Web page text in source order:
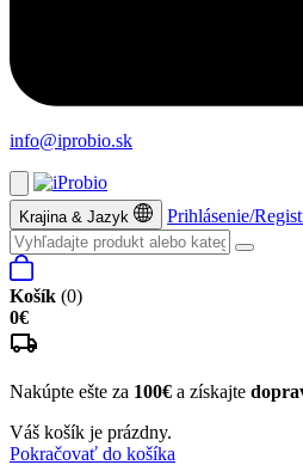
info@iprobio.sk
Krajina & Jazyk Prihlásenie/
Košík (0)
0€
Nakúpte ešte za 100€ a získajte
Váš košík je prázdny.
Pokračovať do košíka